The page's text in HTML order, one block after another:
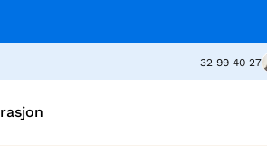
32 99 40 27